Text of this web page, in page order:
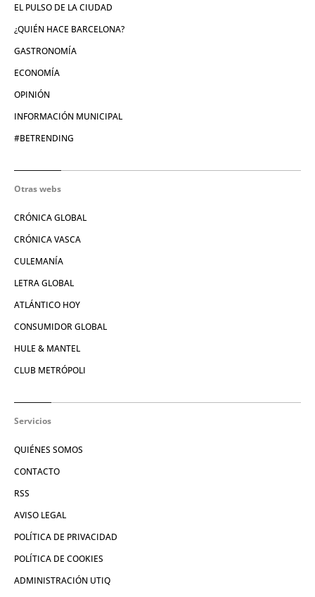
EL PULSO DE LA CIUDAD
¿QUIÉN HACE BARCELONA?
GASTRONOMÍA
ECONOMÍA
OPINIÓN
INFORMACIÓN MUNICIPAL
#BETRENDING
Otras webs
CRÓNICA GLOBAL
CRÓNICA VASCA
CULEMANÍA
LETRA GLOBAL
ATLÁNTICO HOY
CONSUMIDOR GLOBAL
HULE & MANTEL
CLUB METRÓPOLI
Servicios
QUIÉNES SOMOS
CONTACTO
RSS
AVISO LEGAL
POLÍTICA DE PRIVACIDAD
POLÍTICA DE COOKIES
ADMINISTRACIÓN UTIQ